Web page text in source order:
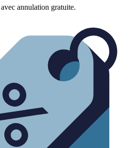
annulation gratuite.